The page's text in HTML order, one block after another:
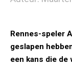
Rennes-speler
geslapen
een kans die